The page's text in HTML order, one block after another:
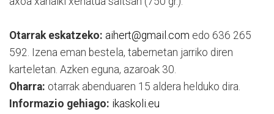
Otarrak eskatzeko: aihert@gmail.com edo 636 265
592. Izena eman bestela, tabernetan jarriko diren
karteletan. Azken eguna, azaroak 30.
Oharra: otarrak abenduaren 15 aldera helduko dira.
Informazio gehiago: ikaskoli.eu